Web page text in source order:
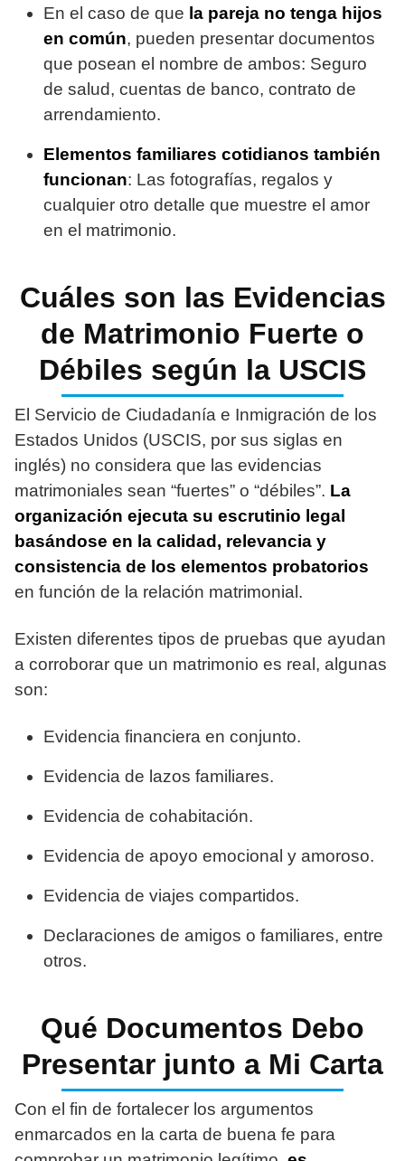
En el caso de que la pareja no tenga hijos
en común, pueden presentar documentos
que posean el nombre de ambos: Seguro
de salud, cuentas de banco, contrato de
arrendamiento.
Elementos familiares cotidianos también
funcionan: Las fotografías, regalos y
cualquier otro detalle que muestre el amor
en el matrimonio.
Cuáles son las Evidencias
de Matrimonio Fuerte o
Débiles según la USCIS
El Servicio de Ciudadanía e Inmigración de los
Estados Unidos (USCIS, por sus siglas en
inglés) no considera que las evidencias
matrimoniales sean “fuertes” o “débiles”. La
organización ejecuta su escrutinio legal
basándose en la calidad, relevancia y
consistencia de los elementos probatorios
en función de la relación matrimonial.
Existen diferentes tipos de pruebas que ayudan
a corroborar que un matrimonio es real, algunas
son:
Evidencia financiera en conjunto.
Evidencia de lazos familiares.
Evidencia de cohabitación.
Evidencia de apoyo emocional y amoroso.
Evidencia de viajes compartidos.
Declaraciones de amigos o familiares, entre
otros.
Qué Documentos Debo
Presentar junto a Mi Carta
Con el fin de fortalecer los argumentos
enmarcados en la carta de buena fe para